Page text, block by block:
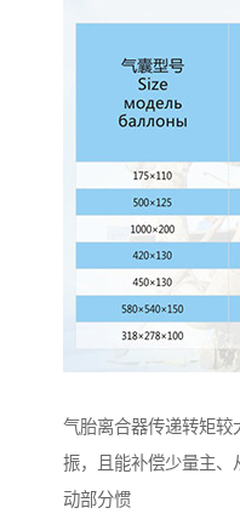
气胎离合器传递转矩较
振，且能补偿少量主、
动部分惯